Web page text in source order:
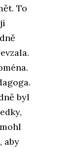
To
byl
aby